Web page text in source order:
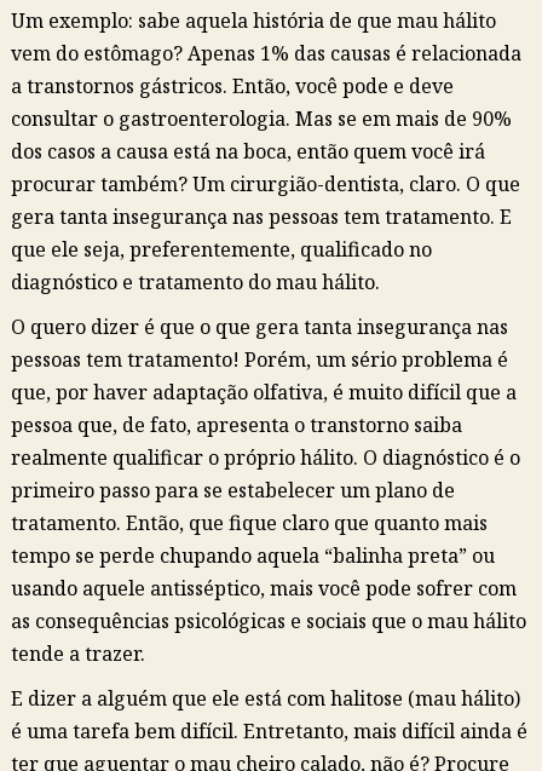
Um exemplo: sabe aquela história de que mau hálito
vem do estômago? Apenas 1% das causas é relacionada
a transtornos gástricos. Então, você pode e deve
consultar o gastroenterologia. Mas se em mais de 90%
dos casos a causa está na boca, então quem você irá
procurar também? Um cirurgião-dentista, claro. O que
gera tanta insegurança nas pessoas tem tratamento. E
que ele seja, preferentemente, qualificado no
diagnóstico e tratamento do mau hálito.
O quero dizer é que o que gera tanta insegurança nas
pessoas tem tratamento! Porém, um sério problema é
que, por haver adaptação olfativa, é muito difícil que a
pessoa que, de fato, apresenta o transtorno saiba
realmente qualificar o próprio hálito. O diagnóstico é o
primeiro passo para se estabelecer um plano de
tratamento. Então, que fique claro que quanto mais
tempo se perde chupando aquela “balinha preta” ou
usando aquele antisséptico, mais você pode sofrer com
as consequências psicológicas e sociais que o mau hálito
tende a trazer.
E dizer a alguém que ele está com halitose (mau hálito)
é uma tarefa bem difícil. Entretanto, mais difícil ainda é
ter que aguentar o mau cheiro calado, não é? Procure